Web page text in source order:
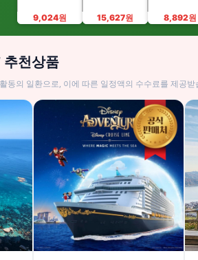
9,024원 15,627원 8,892원
추천상품
동의 일환으로, 이에 따른 일정액의 수수료를 제공받